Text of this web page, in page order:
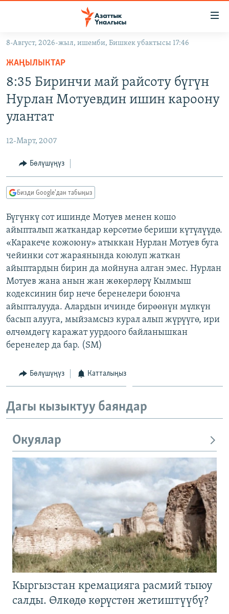
Навигацияга
өтүңүз
салыңызКЫРГЫЗСТАН
МАДАНИЯТ
УКРАИНА
ТВ ПРОГРАММАЛАР
БҮГҮН АЗАТТЫКТА
ДАНИСТЕ
АЗАТТЫК+
ЫҢГАЙСЫЗ СУРООЛОР
ПОДКАСТ
ОНЛАЙН ШЕРИНЕ
ЭЕ/АРнун бардык сайттары
8-Август, 2026-жыл, ишемби, Бишкек убактысы 17:46
ЖАҢЫЛЫКТАР
8:35 Биринчи май райсоту бүгүн
Нурлан Мотуевдин ишин кароону
улантат
12-Март, 2007
Бөлүшүңүз
Бизди Google'дан табыңыз
Бүгүнкү сот ишинде Мотуев менен кошо
айыпталып жаткандар көрсөтмө бериши күтүлүүдө.
«Каракече кожоюну» атыккан Нурлан Мотуев буга
чейинки сот жараянында коюлуп жаткан
айыптардын бирин да мойнуна алган эмес. Нурлан
Мотуев жана анын жан жөкөрлөрү Кылмыш
кодексинин бир нече беренелери боюнча
айыпталууда. Алардын ичинде бирөөнүн мүлкүн
басып алууга, мыйзамсыз курал алып жүрүүгө, ири
өлчөмдөгү каражат уурдоого байланышкан
беренелер да бар. (SM)
Бөлүшүңүз Катталыңыз
Дагы кызыктуу баяндар
Окуялар
Кыргызстан кремацияга расмий тыюу
салды. Өлкөдө көрүстөн жетиштүүбү?